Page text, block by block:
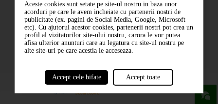
ABONARE LA NEWSLETTER
ABONARE
Aceste cookies sunt setate pe site-ul nostru in baza unor
acorduri pe care le avem incheiate cu partenerii nostri de
publicitate (ex. pagini de Social Media, Google, Microsoft
etc). Cu ajutorul acestor cookies, partenerii nostri pot crea un
profil al vizitatorilor site-ului nostru, carora le vor putea
afisa ulterior anunturi care au legatura cu site-ul nostru pe
alte site-uri pe care acestia le acceseaza.
Accept cele bifate Accept toate